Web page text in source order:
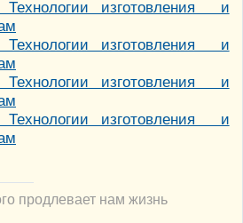
продлевает нам жизнь